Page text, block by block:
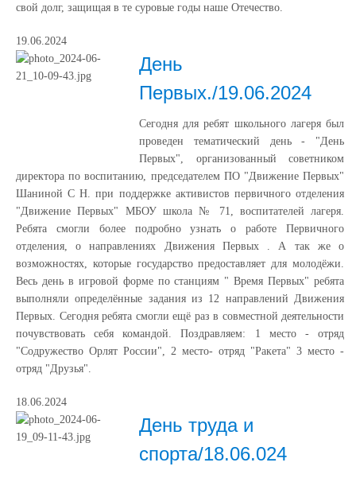
свой долг, защищая в те суровые годы наше Отечество.
19.06.2024
День
Первых./19.06.2024
Сегодня для ребят школьного лагеря был
проведен тематический день - "День
Первых", организованный советником
директора по воспитанию, председателем ПО "Движение Первых"
Шаниной С Н. при поддержке активистов первичного отделения
"Движение Первых" МБОУ школа № 71, воспитателей лагеря.
Ребята смогли более подробно узнать о работе Первичного
отделения, о направлениях Движения Первых . А так же о
возможностях, которые государство предоставляет для молодёжи.
Весь день в игровой форме по станциям " Время Первых" ребята
выполняли определённые задания из 12 направлений Движения
Первых. Сегодня ребята смогли ещё раз в совместной деятельности
почувствовать себя командой. Поздравляем: 1 место - отряд
"Содружество Орлят России", 2 место- отряд "Ракета" 3 место -
отряд "Друзья".
18.06.2024
День труда и
спорта/18.06.024